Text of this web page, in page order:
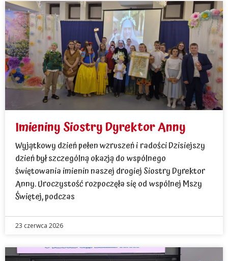
Imieniny Siostry Dyrektor Anny
Wyjątkowy dzień pełen wzruszeń i radości Dzisiejszy
dzień był szczególną okazją do wspólnego
świętowania imienin naszej drogiej Siostry Dyrektor
Anny. Uroczystość rozpoczęła się od wspólnej Mszy
Świętej, podczas
23 czerwca 2026